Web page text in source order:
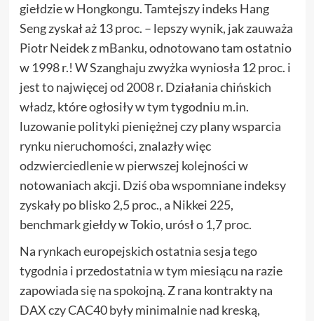
giełdzie w Hongkongu. Tamtejszy indeks Hang
Seng zyskał aż 13 proc. – lepszy wynik, jak zauważa
Piotr Neidek z mBanku, odnotowano tam ostatnio
w 1998 r.! W Szanghaju zwyżka wyniosła 12 proc. i
jest to najwięcej od 2008 r. Działania chińskich
władz, które ogłosiły w tym tygodniu m.in.
luzowanie polityki pieniężnej czy plany wsparcia
rynku nieruchomości, znalazły więc
odzwierciedlenie w pierwszej kolejności w
notowaniach akcji. Dziś oba wspomniane indeksy
zyskały po blisko 2,5 proc., a Nikkei 225,
benchmark giełdy w Tokio, urósł o 1,7 proc.
Na rynkach europejskich ostatnia sesja tego
tygodnia i przedostatnia w tym miesiącu na razie
zapowiada się na spokojną. Z rana kontrakty na
DAX czy CAC40 były minimalnie nad kreską,